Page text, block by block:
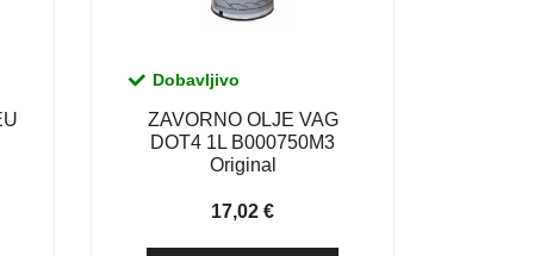
Dobavljivo
ZAVORNO OLJE VAG
DOT4 1L B000750M3
Original
17,02 €